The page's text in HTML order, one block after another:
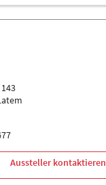
Aussteller kontaktieren